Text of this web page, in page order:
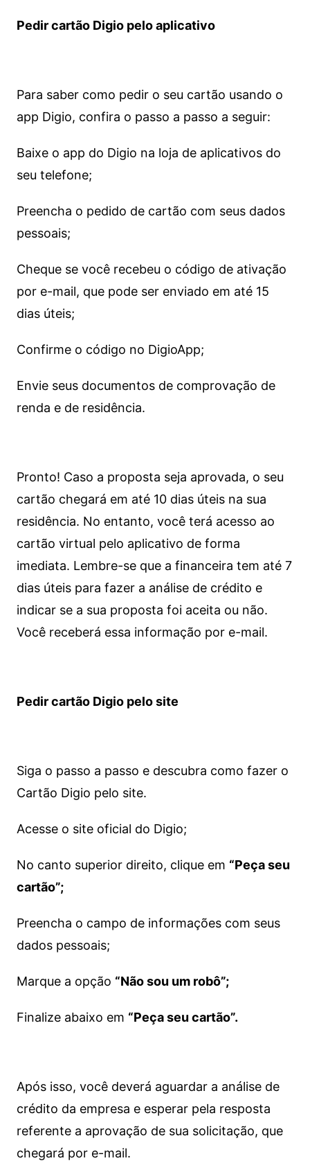
Pedir cartão Digio pelo aplicativo
Para saber como pedir o seu cartão usando o
app Digio, confira o passo a passo a seguir:
Baixe o app do Digio na loja de aplicativos do
seu telefone;
Preencha o pedido de cartão com seus dados
pessoais;
Cheque se você recebeu o código de ativação
por e-mail, que pode ser enviado em até 15
dias úteis;
Confirme o código no DigioApp;
Envie seus documentos de comprovação de
renda e de residência.
Pronto! Caso a proposta seja aprovada, o seu
cartão chegará em até 10 dias úteis na sua
residência. No entanto, você terá acesso ao
cartão virtual pelo aplicativo de forma
imediata. Lembre-se que a financeira tem até 7
dias úteis para fazer a análise de crédito e
indicar se a sua proposta foi aceita ou não.
Você receberá essa informação por e-mail.
Pedir cartão Digio pelo site
Siga o passo a passo e descubra como fazer o
Cartão Digio pelo site.
Acesse o site oficial do Digio;
No canto superior direito, clique em “Peça seu
cartão”;
Preencha o campo de informações com seus
dados pessoais;
Marque a opção “Não sou um robô”;
Finalize abaixo em “Peça seu cartão”.
Após isso, você deverá aguardar a análise de
crédito da empresa e esperar pela resposta
referente a aprovação de sua solicitação, que
chegará por e-mail.